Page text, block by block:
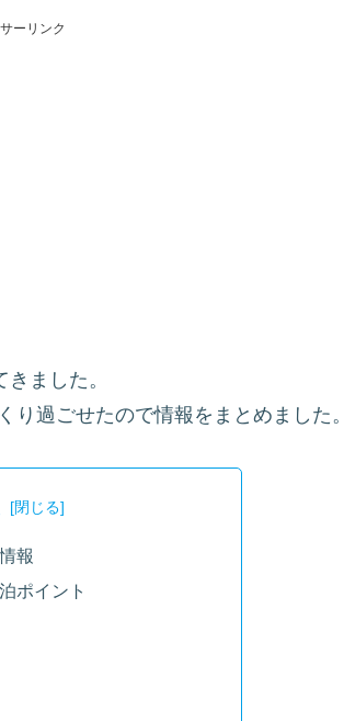
ーリンク
ました。
過ごせたので情報をまとめました。
報
ポイント